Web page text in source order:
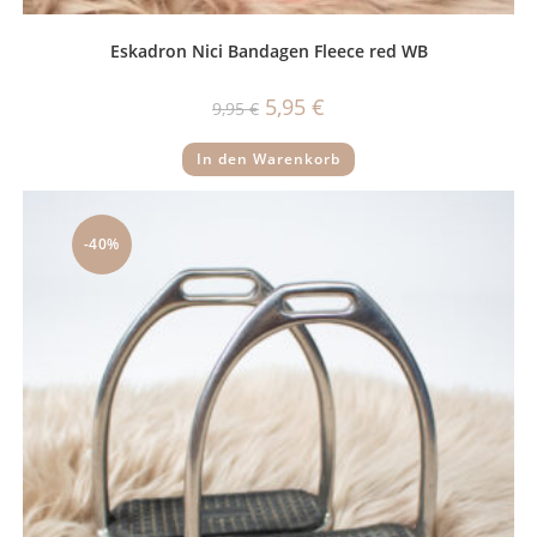
Eskadron Nici Bandagen Fleece red WB
9,95€ Ursprünglicher
Preis
9,95 €
5,95 €
5,95 €.
In den Warenkorb
-40%